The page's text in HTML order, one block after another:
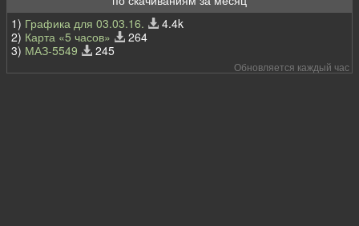
1) Графика для 03.03.16.
4.4k
2) Карта «5 часов»
264
3) МАЗ-5549 245
Обновляется каждый час